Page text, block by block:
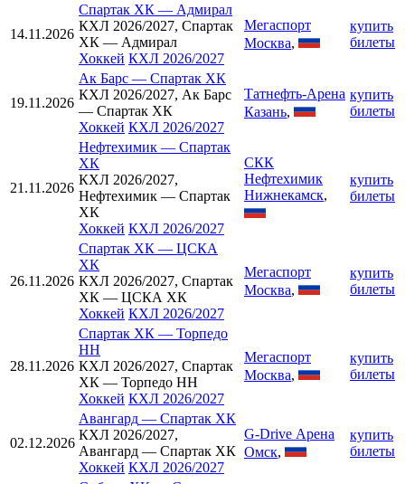
14.11.2026
Спартак ХК — Адмирал
КХЛ 2026/2027, Спартак
ХК — Адмирал
Хоккей КХЛ 2026/2027
Мегаспорт
Москва,
купить
билеты
19.11.2026
Ак Барс — Спартак ХК
КХЛ 2026/2027, Ак Барс
— Спартак ХК
Хоккей КХЛ 2026/2027
Татнефть-Арена
Казань,
купить
билеты
21.11.2026
Нефтехимик — Спартак
ХК
КХЛ 2026/2027,
Нефтехимик — Спартак
ХК
Хоккей КХЛ 2026/2027
СКК
Нефтехимик
Нижнекамск,
купить
билеты
26.11.2026
Спартак ХК — ЦСКА
ХК
КХЛ 2026/2027, Спартак
ХК — ЦСКА ХК
Хоккей КХЛ 2026/2027
Мегаспорт
Москва,
купить
билеты
28.11.2026
Спартак ХК — Торпедо
НН
КХЛ 2026/2027, Спартак
ХК — Торпедо НН
Хоккей КХЛ 2026/2027
Мегаспорт
Москва,
купить
билеты
02.12.2026
Авангард — Спартак ХК
КХЛ 2026/2027,
Авангард — Спартак ХК
Хоккей КХЛ 2026/2027
G-Drive Арена
Омск,
купить
билеты